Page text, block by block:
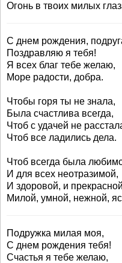
Огонь в твоих милых
С днем рождения,
Поздравляю я тебя!
Я всех благ тебе желаю,
Море радости, добра.
Чтобы горя ты не знала,
Была счастлива всегда,
Чтоб с удачей не
Чтоб все ладились дела.
Чтоб всегда была
И для всех неотразимой,
И здоровой, и
Милой, умной, нежной,
Подружка милая моя,
С днем рождения тебя!
Счастья я тебе желаю,